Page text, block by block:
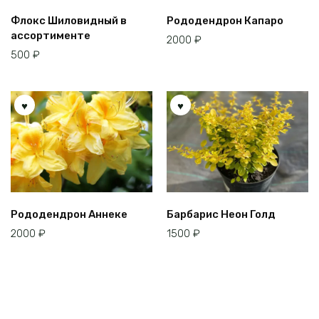
Флокс Шиловидный в
ассортименте
500 ₽
Рододендрон Капаро
2000 ₽
Рододендрон Аннеке
2000 ₽
Барбарис Неон Голд
1500 ₽